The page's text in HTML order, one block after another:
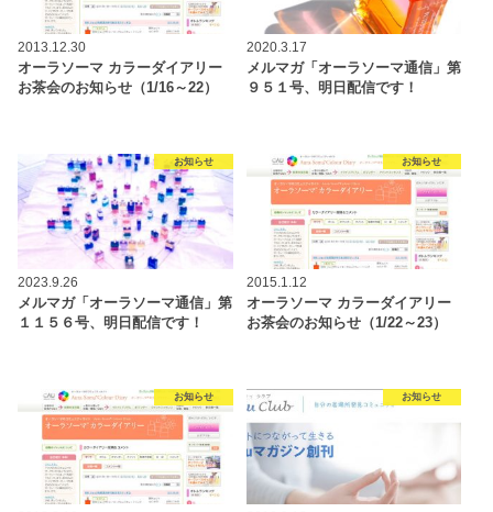
2013.12.30
オーラソーマ カラーダイアリー
お茶会のお知らせ（1/16～22）
2020.3.17
メルマガ「オーラソーマ通信」第
９５１号、明日配信です！
お知らせ
2023.9.26
メルマガ「オーラソーマ通信」第
１１５６号、明日配信です！
お知らせ
2015.1.12
オーラソーマ カラーダイアリー
お茶会のお知らせ（1/22～23）
お知らせ お知らせ